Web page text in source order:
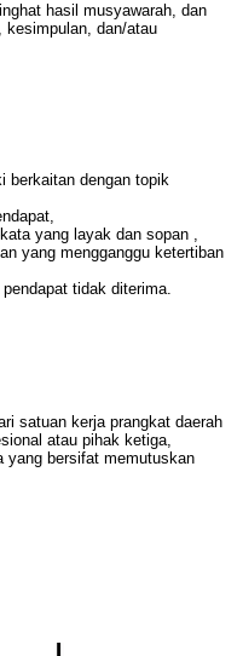
hasil musyawarah, dan
kesimpulan, dan/atau
berkaitan dengan topik
yang layak dan sopan ,
yang mengganggu ketertiban
tidak diterima.
satuan kerja prangkat daerah
atau pihak ketiga,
yang bersifat memutuskan